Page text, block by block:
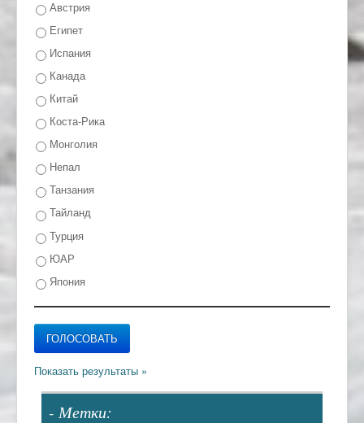
Австрия
Египет
Испания
Канада
Китай
Коста-Рика
Монголия
Непал
Танзания
Тайланд
Турция
ЮАР
Япония
- Метки: